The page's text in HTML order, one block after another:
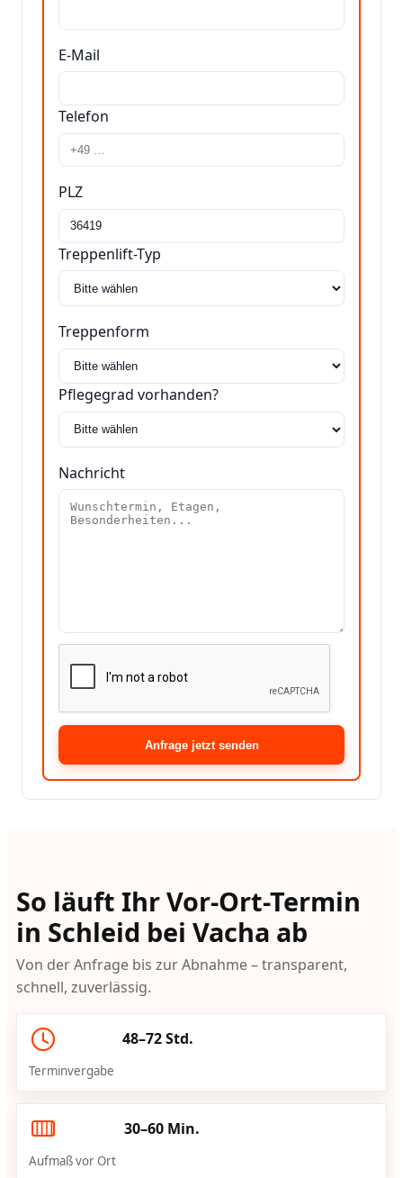
E-Mail
Telefon
PLZ
Treppenlift-Typ
Treppenform
Pflegegrad vorhanden?
Nachricht
Anfrage jetzt senden
So läuft Ihr Vor-Ort-Termin
in Schleid bei Vacha ab
Von der Anfrage bis zur Abnahme – transparent,
schnell, zuverlässig.
48–72 Std.
Terminvergabe
30–60 Min.
Aufmaß vor Ort